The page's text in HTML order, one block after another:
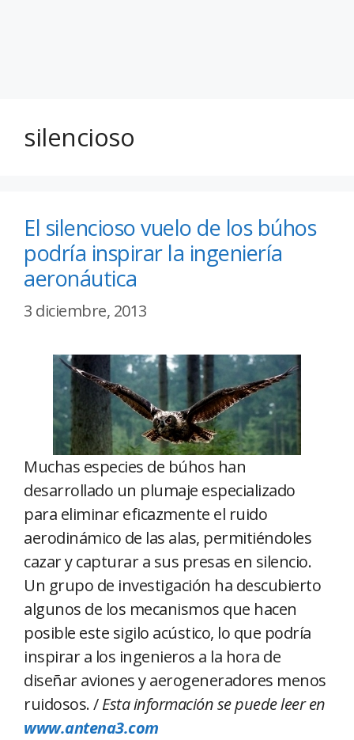
silencioso
El silencioso vuelo de los búhos
podría inspirar la ingeniería
aeronáutica
3 diciembre, 2013
Muchas especies de búhos han
desarrollado un plumaje especializado
para eliminar eficazmente el ruido
aerodinámico de las alas, permitiéndoles
cazar y capturar a sus presas en silencio.
Un grupo de investigación ha descubierto
algunos de los mecanismos que hacen
posible este sigilo acústico, lo que podría
inspirar a los ingenieros a la hora de
diseñar aviones y aerogeneradores menos
ruidosos. /Esta información se puede leer en
www.antena3.com